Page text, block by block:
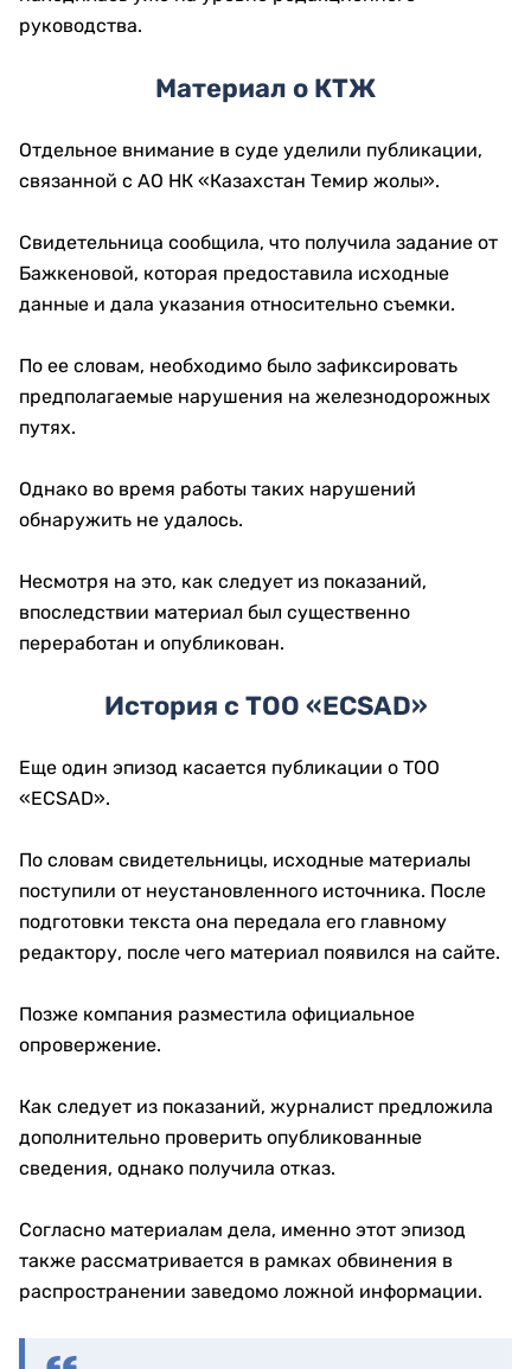
руководства.
Материал о КТЖ
Отдельное внимание в суде уделили публикации,
связанной с АО НК «Казахстан Темир жолы».
Свидетельница сообщила, что получила задание от
Бажкеновой, которая предоставила исходные
данные и дала указания относительно съемки.
По ее словам, необходимо было зафиксировать
предполагаемые нарушения на железнодорожных
путях.
Однако во время работы таких нарушений
обнаружить не удалось.
Несмотря на это, как следует из показаний,
впоследствии материал был существенно
переработан и опубликован.
История с ТОО «ECSAD»
Еще один эпизод касается публикации о ТОО
«ECSAD».
По словам свидетельницы, исходные материалы
поступили от неустановленного источника. После
подготовки текста она передала его главному
редактору, после чего материал появился на сайте.
Позже компания разместила официальное
опровержение.
Как следует из показаний, журналист предложила
дополнительно проверить опубликованные
сведения, однако получила отказ.
Согласно материалам дела, именно этот эпизод
также рассматривается в рамках обвинения в
распространении заведомо ложной информации.